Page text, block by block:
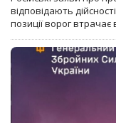
відповідають
позиції ворог втрачає